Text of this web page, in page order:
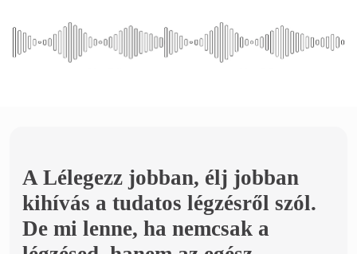
A Lélegezz jobban, élj jobban
kihívás a tudatos légzésről szól.
De mi lenne, ha nemcsak a